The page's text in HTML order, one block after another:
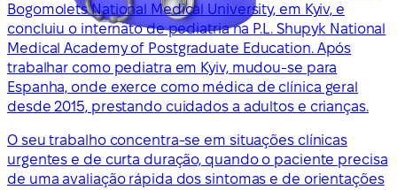
Bogomolets National Medical University, em Kyiv, e
concluiu o internato de pediatria na P.L. Shupyk National
Medical Academy of Postgraduate Education. Após
trabalhar como pediatra em Kyiv, mudou-se para
Espanha, onde exerce como médica de clínica geral
desde 2015, prestando cuidados a adultos e crianças.
O seu trabalho concentra-se em situações clínicas
urgentes e de curta duração, quando o paciente precisa
de uma avaliação rápida dos sintomas e de orientações